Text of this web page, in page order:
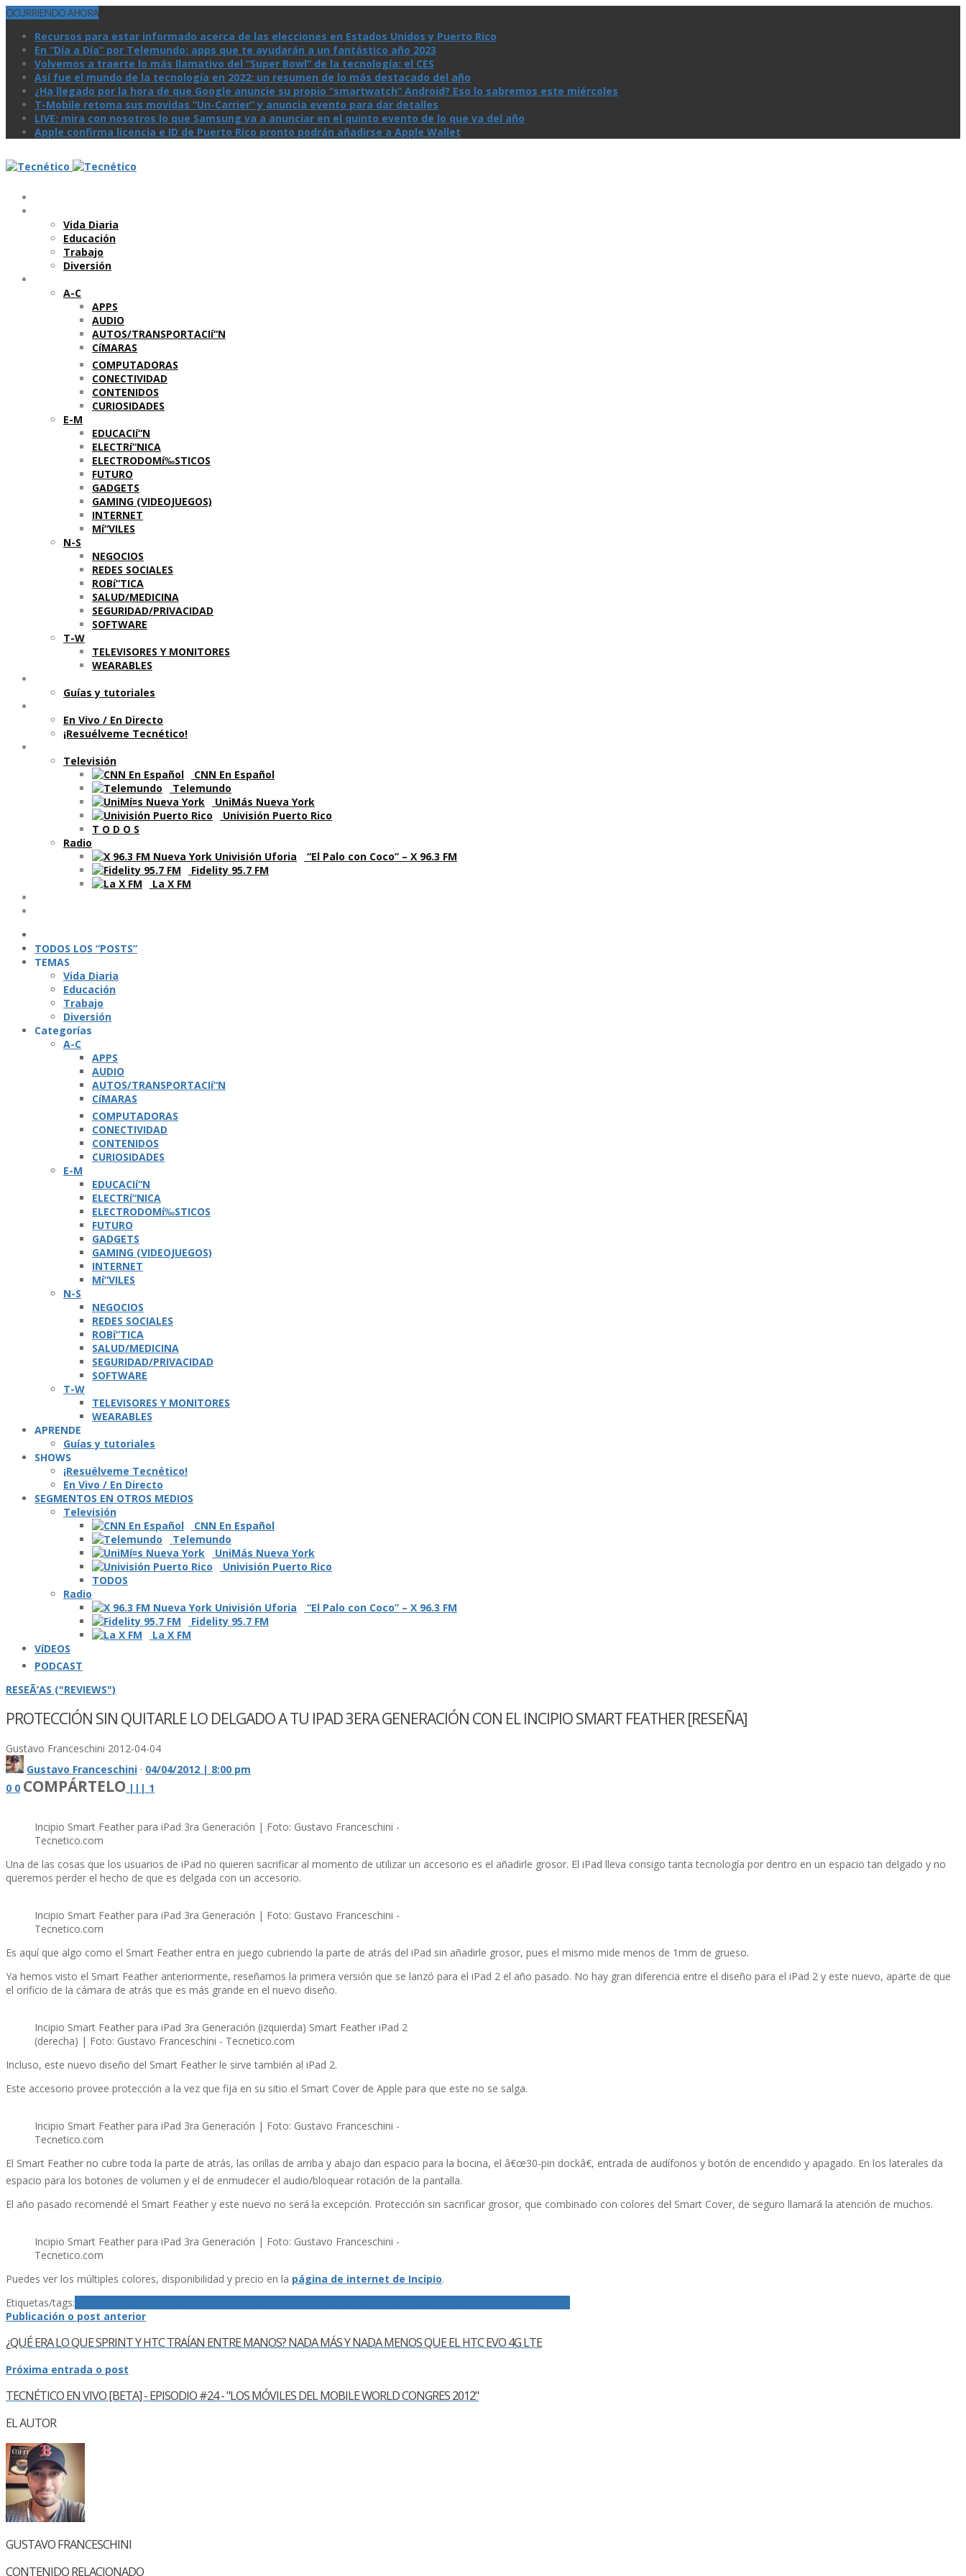
OCURRIENDO AHORA
Recursos para estar informado acerca de las elecciones en Estados Unidos y Puerto Rico
En “Día a Día” por Telemundo: apps que te ayudarán a un fantástico año 2023
Volvemos a traerte lo más llamativo del “Super Bowl” de la tecnologí­a: el CES
Así­ fue el mundo de la tecnologí­a en 2022: un resumen de lo más destacado del año
¿Ha llegado por la hora de que Google anuncie su propio “smartwatch” Android? Eso lo sabremos este miércoles
T-Mobile retoma sus movidas “Un-Carrier” y anuncia evento para dar detalles
LIVE: mira con nosotros lo que Samsung va a anunciar en el quinto evento de lo que va del año
Apple confirma licencia e ID de Puerto Rico pronto podrán añadirse a Apple Wallet
Vida Diaria
Educación
Trabajo
Diversión
A-C
APPS
AUDIO
AUTOS/TRANSPORTACIí“N
CíMARAS
COMPUTADORAS
CONECTIVIDAD
CONTENIDOS
CURIOSIDADES
E-M
EDUCACIí“N
ELECTRí“NICA
ELECTRODOMí‰STICOS
FUTURO
GADGETS
GAMING (VIDEOJUEGOS)
INTERNET
Mí“VILES
N-S
NEGOCIOS
REDES SOCIALES
ROBí“TICA
SALUD/MEDICINA
SEGURIDAD/PRIVACIDAD
SOFTWARE
T-W
TELEVISORES Y MONITORES
WEARABLES
Guí­as y tutoriales
En Vivo / En Directo
¡Resuélveme Tecnético!
Televisión
CNN En Español
Telemundo
UniMás Nueva York
Univisión Puerto Rico
T O D O S
Radio
“El Palo con Coco” – X 96.3 FM
Fidelity 95.7 FM
La X FM
TODOS LOS “POSTS”
TEMAS
Vida Diaria
Educación
Trabajo
Diversión
Categorí­as
A-C
APPS
AUDIO
AUTOS/TRANSPORTACIí“N
CíMARAS
COMPUTADORAS
CONECTIVIDAD
CONTENIDOS
CURIOSIDADES
E-M
EDUCACIí“N
ELECTRí“NICA
ELECTRODOMí‰STICOS
FUTURO
GADGETS
GAMING (VIDEOJUEGOS)
INTERNET
Mí“VILES
N-S
NEGOCIOS
REDES SOCIALES
ROBí“TICA
SALUD/MEDICINA
SEGURIDAD/PRIVACIDAD
SOFTWARE
T-W
TELEVISORES Y MONITORES
WEARABLES
APRENDE
Guí­as y tutoriales
SHOWS
¡Resuélveme Tecnético!
En Vivo / En Directo
SEGMENTOS EN OTROS MEDIOS
Televisión
CNN En Español
Telemundo
UniMás Nueva York
Univisión Puerto Rico
TODOS
Radio
“El Palo con Coco” – X 96.3 FM
Fidelity 95.7 FM
La X FM
VíDEOS
PODCAST
RESEÃ‘AS ("REVIEWS")
PROTECCIÓN SIN QUITARLE LO DELGADO A TU IPAD 3ERA GENERACIÓN CON EL INCIPIO SMART FEATHER [RESEÑA]
Gustavo Franceschini 2012-04-04
Gustavo Franceschini · 04/04/2012 | 8:00 pm
0 0 COMPÁRTELO | | | 1
Incipio Smart Feather para iPad 3ra Generación | Foto: Gustavo Franceschini -
Tecnetico.com
Una de las cosas que los usuarios de iPad no quieren sacrificar al momento de utilizar un accesorio es el añadirle grosor. El iPad lleva consigo tanta tecnologí­a por dentro en un espacio tan delgado y no
queremos perder el hecho de que es delgada con un accesorio.
Incipio Smart Feather para iPad 3ra Generación | Foto: Gustavo Franceschini -
Tecnetico.com
Es aquí­ que algo como el Smart Feather entra en juego cubriendo la parte de atrás del iPad sin añadirle grosor, pues el mismo mide menos de 1mm de grueso.
Ya hemos visto el Smart Feather anteriormente, reseñamos la primera versión que se lanzó para el iPad 2 el año pasado. No hay gran diferencia entre el diseño para el iPad 2 y este nuevo, aparte de que
el orificio de la cámara de atrás que es más grande en el nuevo diseño.
Incipio Smart Feather para iPad 3ra Generación (izquierda) Smart Feather iPad 2
(derecha) | Foto: Gustavo Franceschini - Tecnetico.com
Incluso, este nuevo diseño del Smart Feather le sirve también al iPad 2.
Este accesorio provee protección a la vez que fija en su sitio el Smart Cover de Apple para que este no se salga.
Incipio Smart Feather para iPad 3ra Generación | Foto: Gustavo Franceschini -
Tecnetico.com
El Smart Feather no cubre toda la parte de atrás, las orillas de arriba y abajo dan espacio para la bocina, el â€œ30-pin dockâ€, entrada de audí­fonos y botón de encendido y apagado. En los laterales da
espacio para los botones de volumen y el de enmudecer el audio/bloquear rotación de la pantalla.
El año pasado recomendé el Smart Feather y este nuevo no será la excepción. Protección sin sacrificar grosor, que combinado con colores del Smart Cover, de seguro llamará la atención de muchos.
Incipio Smart Feather para iPad 3ra Generación | Foto: Gustavo Franceschini -
Tecnetico.com
Puedes ver los múltiples colores, disponibilidad y precio en la página de internet de Incipio.
Etiquetas/tags:
Publicación o post anterior
¿QUÉ ERA LO QUE SPRINT Y HTC TRAÍ­AN ENTRE MANOS? NADA MÁS Y NADA MENOS QUE EL HTC EVO 4G LTE
Próxima entrada o post
TECNÉTICO EN VIVO [BETA] - EPISODIO #24 - "LOS MÓVILES DEL MOBILE WORLD CONGRES 2012"
EL AUTOR
GUSTAVO FRANCESCHINI
CONTENIDO RELACIONADO